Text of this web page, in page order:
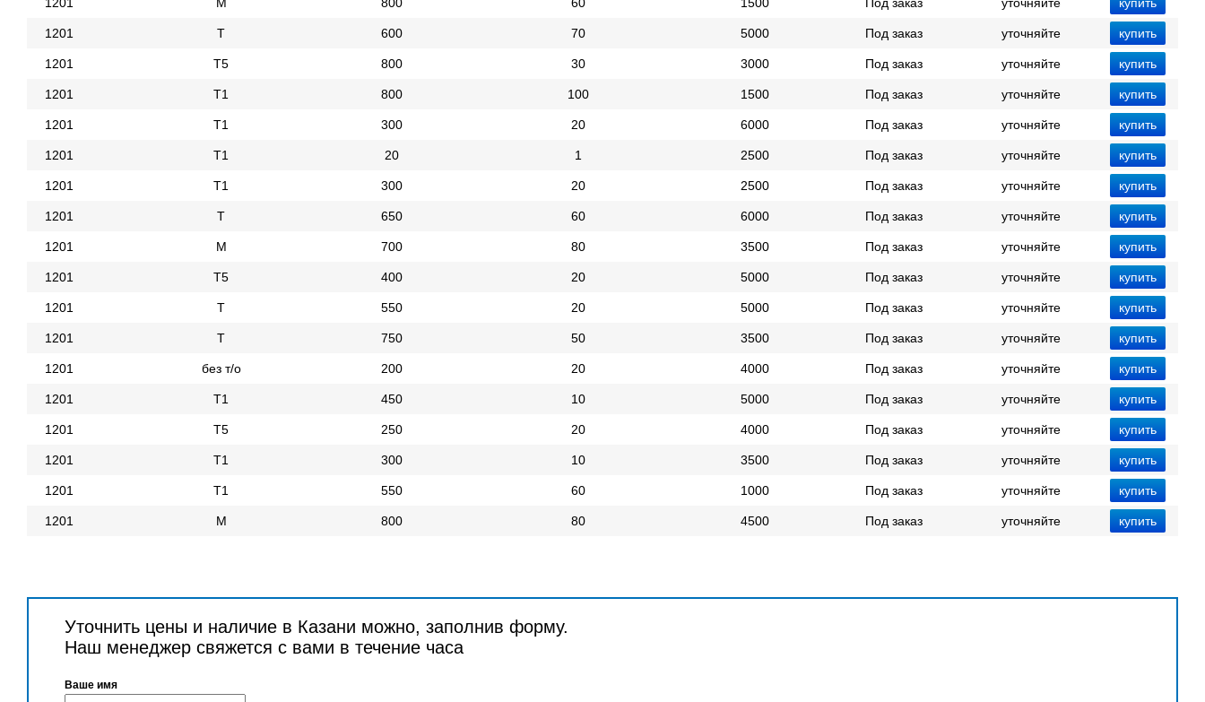
1201 Т 600 70 5000 Под заказ уточняйте
1201 Т5 800 30 3000 Под заказ уточняйте
1201 Т1 800 100 1500 Под заказ уточняйте
1201 Т1 300 20 6000 Под заказ уточняйте
1201 Т1 20 1 2500 Под заказ уточняйте
1201 Т1 300 20 2500 Под заказ уточняйте
1201 Т 650 60 6000 Под заказ уточняйте
1201 М 700 80 3500 Под заказ уточняйте
1201 Т5 400 20 5000 Под заказ уточняйте
1201 Т 550 20 5000 Под заказ уточняйте
1201 Т 750 50 3500 Под заказ уточняйте
1201 без т/о 200 20 4000 Под заказ уточняйте
1201 Т1 450 10 5000 Под заказ уточняйте
1201 Т5 250 20 4000 Под заказ уточняйте
1201 Т1 300 10 3500 Под заказ уточняйте
1201 Т1 550 60 1000 Под заказ уточняйте
1201 М 800 80 4500 Под заказ уточняйте
Уточнить цены и наличие в Казани можно, заполнив форму.
Наш менеджер свяжется с вами в течение часа
Ваше имя